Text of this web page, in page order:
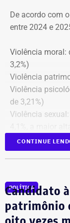
apuração de
e à Secretaria
De acordo com
entre 2024 e
Violência moral:
3,2%)
Violência
Violência
de 3,21%)
Violência
A única
violência física,
Símbolo dessa
Machado
CONTINUE
POLÍTICA
Candidato
patrimônio
oito vezes